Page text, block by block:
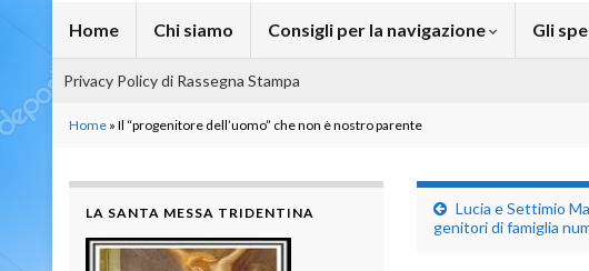
Home Chi siamo Consigli per la navigazione Gli
Privacy Policy di Rassegna Stampa
Home » Il “progenitore dell’uomo” che non è nostro parente
Lucia e Settimio
genitori di famiglia
LA SANTA MESSA TRIDENTINA